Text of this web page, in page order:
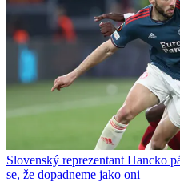
Slovenský reprezentant Hancko
se, že dopadneme jako oni